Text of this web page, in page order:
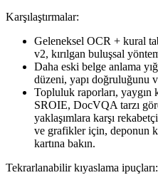
Karşılaştırmalar:
Geleneksel OCR + kural
v2, kırılgan buluşsal
Daha eski belge anlama
düzeni, yapı doğruluğunu
Topluluk raporları, yaygın
SROIE, DocVQA tarzı
yaklaşımlara karşı
ve grafikler için, deponun
kartına bakın.
Tekrarlanabilir kıyaslama ipuçları: